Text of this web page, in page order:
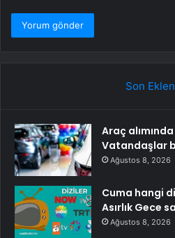
Son
Araç
Vatandaşlar
Ağustos 8, 2026
Cuma hangi
Asırlık Gece
Ağustos 8, 2026